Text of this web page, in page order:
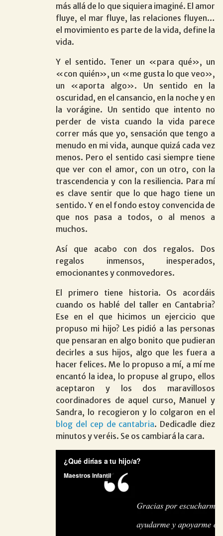
más allá de lo que siquiera imaginé. El amor
fluye, el mar fluye, las relaciones fluyen…
el movimiento es parte de la vida, define la
vida.
Y el sentido. Tener un «para qué», un
«con quién», un «me gusta lo que veo»,
un «aporta algo». Un sentido en la
oscuridad, en el cansancio, en la noche y en
la vorágine. Un sentido que intento no
perder de vista cuando la vida parece
correr más que yo, sensación que tengo a
menudo en mi vida, aunque quizá cada vez
menos. Pero el sentido casi siempre tiene
que ver con el amor, con un otro, con la
trascendencia y con la resiliencia. Para mí
es clave sentir que lo que hago tiene un
sentido. Y en el fondo estoy convencida de
que nos pasa a todos, o al menos a
muchos.
Así que acabo con dos regalos. Dos
regalos inmensos, inesperados,
emocionantes y conmovedores.
El primero tiene historia. Os acordáis
cuando os hablé del taller en Cantabria?
Ese en el que hicimos un ejercicio que
propuso mi hijo? Les pidió a las personas
que pensaran en algo bonito que pudieran
decirles a sus hijos, algo que les fuera a
hacer felices. Me lo propuso a mí, a mí me
encantó la idea, lo propuse al grupo, ellos
aceptaron y los dos maravillosos
coordinadores de aquel curso, Manuel y
Sandra, lo recogieron y lo colgaron en el
blog del cep de cantabria. Dedicadle diez
minutos y veréis. Se os cambiará la cara.